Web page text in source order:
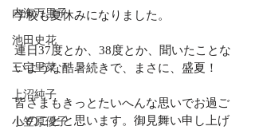
内海万里子
池田史花
三宅里菜
上沼純子
小笠原優子
学校も夏休みになりました。
連日37度とか、38度とか、聞いたことな
いような酷暑続きで、まさに、盛夏！
皆さまもきっとたいへんな思いでお過ご
しのことと思います。御見舞い申し上げ